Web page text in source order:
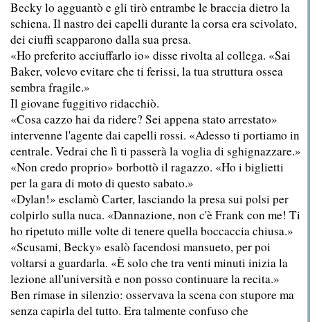
Becky lo agguantò e gli tirò entrambe le braccia dietro la
schiena. Il nastro dei capelli durante la corsa era scivolato,
dei ciuffi scapparono dalla sua presa.
«Ho preferito acciuffarlo io» disse rivolta al collega. «Sai
Baker, volevo evitare che ti ferissi, la tua struttura ossea
sembra fragile.»
Il giovane fuggitivo ridacchiò.
«Cosa cazzo hai da ridere? Sei appena stato arrestato»
intervenne l'agente dai capelli rossi. «Adesso ti portiamo in
centrale. Vedrai che lì ti passerà la voglia di sghignazzare.»
«Non credo proprio» borbottò il ragazzo. «Ho i biglietti
per la gara di moto di questo sabato.»
«Dylan!» esclamò Carter, lasciando la presa sui polsi per
colpirlo sulla nuca. «Dannazione, non c'è Frank con me! Ti
ho ripetuto mille volte di tenere quella boccaccia chiusa.»
«Scusami, Becky» esalò facendosi mansueto, per poi
voltarsi a guardarla. «È solo che tra venti minuti inizia la
lezione all'università e non posso continuare la recita.»
Ben rimase in silenzio: osservava la scena con stupore ma
senza capirla del tutto. Era talmente confuso che